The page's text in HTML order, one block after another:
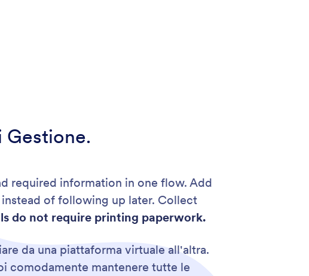
Gestione.
required information in one flow. Add
of following up later. Collect
do not require printing paperwork.
da una piattaforma virtuale all'altra.
comodamente mantenere tutte le